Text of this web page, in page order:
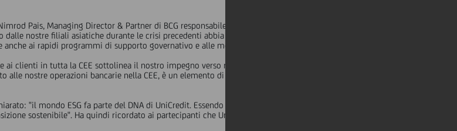
Pais, Managing Director & Partner di BCG responsabile di CEE Banking su "L'impatto del COVID-19 sulla
nostre filiali asiatiche durante le crisi precedenti abbia aiutato UniCredit a rispondere rapidamente e a
ai rapidi programmi di supporto governativo e alle moratorie.
clienti in tutta la CEE sottolinea il nostro impegno verso regione. Il nostro solido bilancio e la nostra
nostre operazioni bancarie nella CEE, è un elemento di forza in combinazione con la nostra eccellente
"il mondo ESG fa parte del DNA di UniCredit. Essendo stati pionieri in questo mercato, siamo pronti a
sostenibile". Ha quindi ricordato ai partecipanti che UniCredit è uno dei principali finanziatori di energie